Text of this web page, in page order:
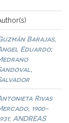
Barajas,
Eduardo;
Rivas
1900-
; ANDREAS